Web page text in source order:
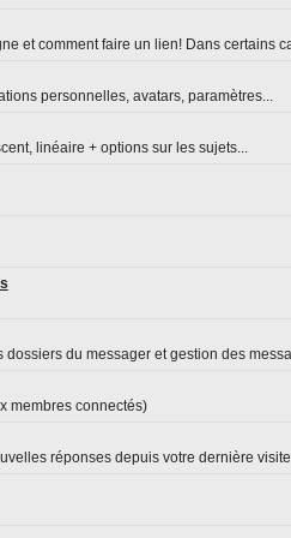
et comment faire un lien! Dans certains
personnelles, avatars, paramètres...
linéaire + options sur les sujets...
du messager et gestion des
membres connectés)
réponses depuis votre dernière